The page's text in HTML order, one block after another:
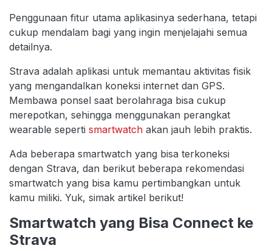
Penggunaan fitur utama aplikasinya sederhana, tetapi
cukup mendalam bagi yang ingin menjelajahi semua
detailnya.
Strava adalah aplikasi untuk memantau aktivitas fisik
yang mengandalkan koneksi internet dan GPS.
Membawa ponsel saat berolahraga bisa cukup
merepotkan, sehingga menggunakan perangkat
wearable seperti smartwatch akan jauh lebih praktis.
Ada beberapa smartwatch yang bisa terkoneksi
dengan Strava, dan berikut beberapa rekomendasi
smartwatch yang bisa kamu pertimbangkan untuk
kamu miliki. Yuk, simak artikel berikut!
Smartwatch yang Bisa Connect ke
Strava